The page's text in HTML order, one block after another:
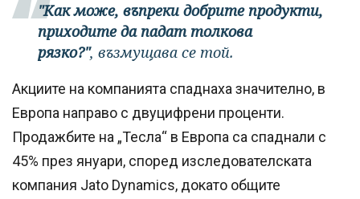
"Как може, въпреки добрите продукти,
приходите да падат толкова
рязко?", възмущава се той.
Акциите на компанията спаднаха значително, в
Европа направо с двуцифрени проценти.
Продажбите на „Тесла“ в Европа са спаднали с
45% през януари, според изследователската
компания Jato Dynamics, докато общите